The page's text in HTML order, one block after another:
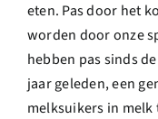
eten. Pas door het
worden door onze
hebben pas sinds
jaar geleden, een
melksuikers in melk